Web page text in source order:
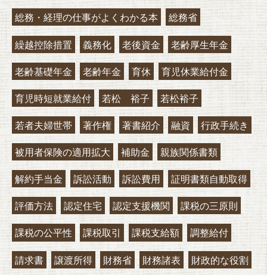
総務・経理の仕事がよくわかる本 総務省
繰越控除措置 義務化 老後資金 老齢厚生年金
老齢基礎年金 老齢年金 育休 育児休業給付金
育児時短就業給付 若松 裕子 若松裕子
若者夫婦世帯 著作権 著書紹介 融資 行政手続き
被用者保険の適用拡大 補助金 親族関係書類
解約手当金 訴訟活動 訴訟費用 証明書類自動取得
評価方法 認定住宅 認定支援機関 課税の三原則
課税の公平性 課税取引 課税支給額 調整給付
請求書 譲渡所得 財務省 財務諸表 財政的な役割